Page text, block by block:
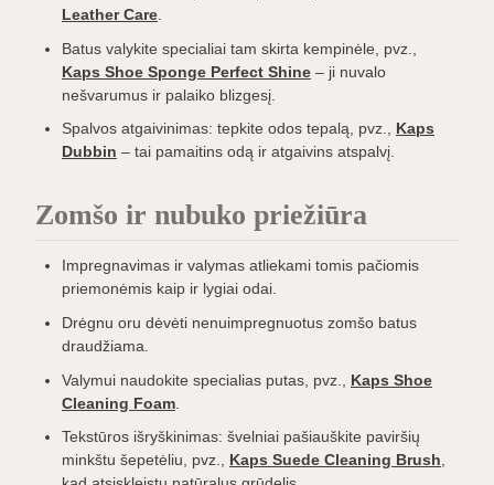
Leather Care
Batus valykite specialiai tam skirta kempinėle, pvz.,
Kaps Shoe Sponge Perfect Shine – ji nuvalo
nešvarumus ir palaiko blizgesį.
Spalvos atgaivinimas: tepkite odos tepalą, pvz., Kaps
Dubbin – tai pamaitins odą ir atgaivins atspalvį.
Zomšo ir nubuko priežiūra
Impregnavimas ir valymas atliekami tomis pačiomis
priemonėmis kaip ir lygiai odai.
Drėgnu oru dėvėti nenuimpregnuotus zomšo batus
draudžiama.
Valymui naudokite specialias putas, pvz., Kaps Shoe
Cleaning Foam
Tekstūros išryškinimas: švelniai pašiauškite paviršių
minkštu šepetėliu, pvz., Kaps Suede Cleaning Brush